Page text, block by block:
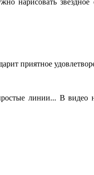
нарисовать звездное
приятное
линии... В